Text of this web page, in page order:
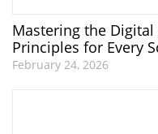
Mastering the Digital
Principles for Every
February 24, 2026